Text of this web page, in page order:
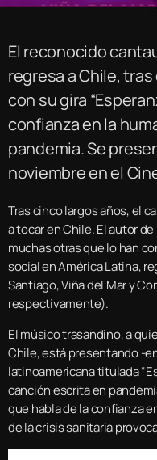
El reconocido
regresa a Chile,
con su gira
confianza en la
pandemia. Se
noviembre en el
Tras cinco largos años, el
a tocar en Chile. El autor
muchas otras que lo han
social en América Latina,
Santiago, Viña del Mar y
respectivamente).
El músico trasandino, a
Chile, está presentando -
latinoamericana titulada
canción escrita en
que habla de la confianza
de la crisis sanitaria